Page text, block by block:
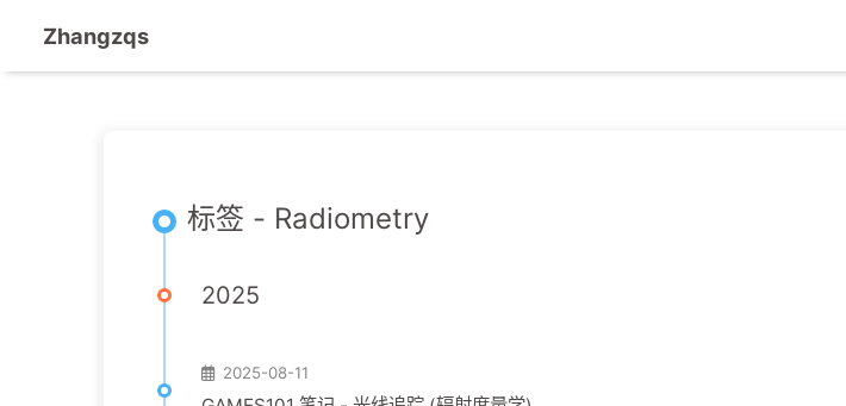
Zhangzqs
标签 - Radiometry
2025
2025-08-11